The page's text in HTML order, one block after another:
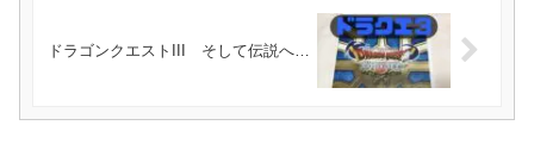
ドラゴンクエストIII そして伝説へ…